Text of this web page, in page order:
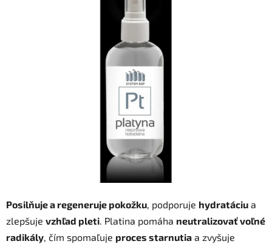
Posilňuje a regeneruje pokožku, podporuje hydratáciu a
zlepšuje vzhľad pleti. Platina pomáha neutralizovať voľné
radikály, čím spomaľuje proces starnutia a zvyšuje